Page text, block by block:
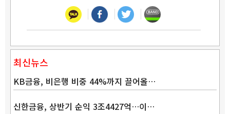
최신뉴스
KB금융, 비은행 비중 44%까지 끌어올…
신한금융, 상반기 순익 3조4427억…이…